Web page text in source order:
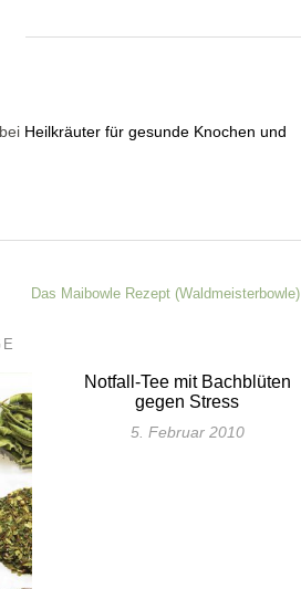
Heilkräuter für gesunde Knochen und
Das Maibowle Rezept (Waldmeisterbowle)
Notfall-Tee mit Bachblüten
gegen Stress
5. Februar 2010